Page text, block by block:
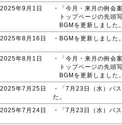
2025年9月1日
・「今月・来月の例会
トップページの先頭
BGMを更新しました
2025年8月16日
・BGMを更新しました
2025年8月1日
・「今月・来月の例会
トップページの先頭
BGMを更新しました
2025年7月25日
・「7月23日（水）バ
た。
2025年7月24日
・「7月23日（水）バ